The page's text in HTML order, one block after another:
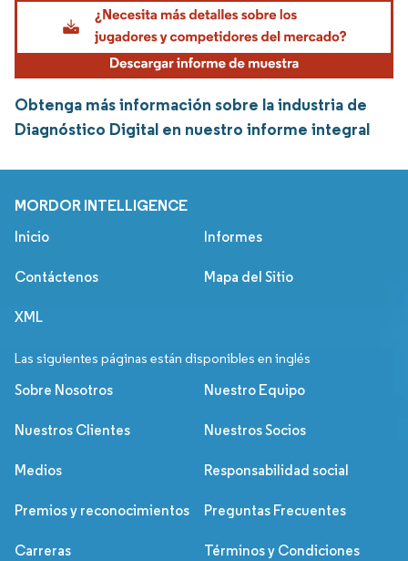
Obtenga más información sobre la industria de
Diagnóstico Digital en nuestro informe integral
MORDOR INTELLIGENCE
Inicio Informes
Contáctenos Mapa del Sitio
XML
Las siguientes páginas están disponibles en inglés
Sobre Nosotros Nuestro Equipo
Nuestros Clientes Nuestros Socios
Medios Responsabilidad social
Premios y reconocimientos Preguntas Frecuentes
Carreras Términos y Condiciones